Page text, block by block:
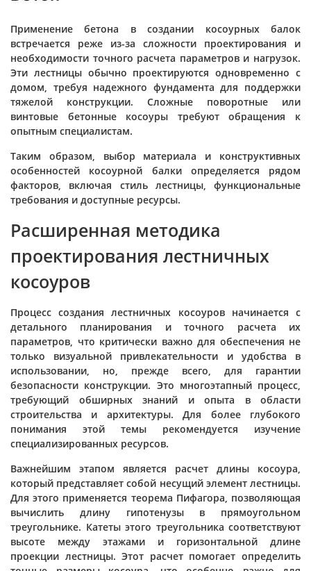
Применение бетона в создании косоурных балок
встречается реже из-за сложности проектирования и
необходимости точного расчета параметров и нагрузок.
Эти лестницы обычно проектируются одновременно с
домом, требуя надежного фундамента для поддержки
тяжелой конструкции. Сложные поворотные или
винтовые бетонные косоуры требуют обращения к
опытным специалистам.
Таким образом, выбор материала и конструктивных
особенностей косоурной балки определяется рядом
факторов, включая стиль лестницы, функциональные
требования и доступные ресурсы.
Расширенная методика
проектирования лестничных
косоуров
Процесс создания лестничных косоуров начинается с
детального планирования и точного расчета их
параметров, что критически важно для обеспечения не
только визуальной привлекательности и удобства в
использовании, но, прежде всего, для гарантии
безопасности конструкции. Это многоэтапный процесс,
требующий обширных знаний и опыта в области
строительства и архитектуры. Для более глубокого
понимания этой темы рекомендуется изучение
специализированных ресурсов.
Важнейшим этапом является расчет длины косоура,
который представляет собой несущий элемент лестницы.
Для этого применяется теорема Пифагора, позволяющая
вычислить длину гипотенузы в прямоугольном
треугольнике. Катеты этого треугольника соответствуют
высоте между этажами и горизонтальной длине
проекции лестницы. Этот расчет помогает определить